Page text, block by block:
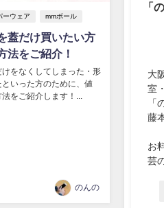
ーウェア mmボール
蓋だけ買いたい方
法をご紹介！
をなくしてしまった・形
いった方のために、値
をご紹介します！...
のんの
「
大
室
「
藤
お
芸